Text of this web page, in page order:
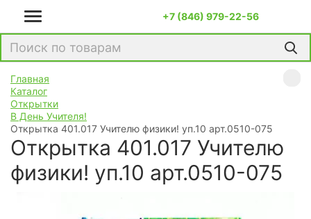
+7 (846) 979-22-56
Главная
Каталог
Открытки
В День Учителя!
Открытка 401.017 Учителю физики! уп.10 арт.0510-075
Открытка 401.017 Учителю
физики! уп.10 арт.0510-075